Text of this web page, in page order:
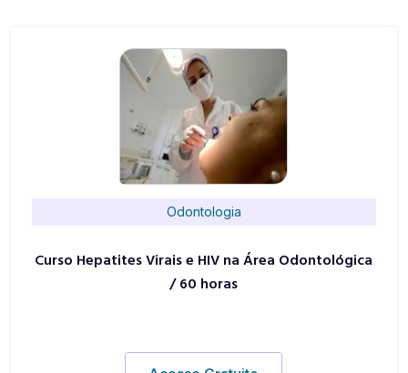
Odontologia
Curso Hepatites Virais e HIV na Área Odontológica
/ 60 horas